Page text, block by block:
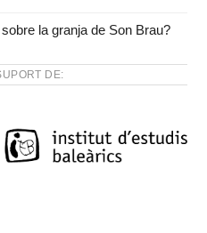
la granja de Son Brau?
DE: